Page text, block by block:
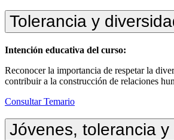
Tolerancia y
Intención educativa del curso:
Reconocer la importancia de respetar la
contribuir a la construcción de relaciones
Consultar Temario
Jóvenes, tolerancia